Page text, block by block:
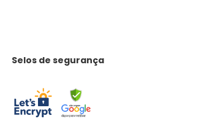
Selos de segurança